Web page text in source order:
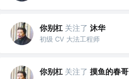
你别杠 关注了 沐华
初级 CV 大法工程师
你别杠 关注了 摸鱼的春哥